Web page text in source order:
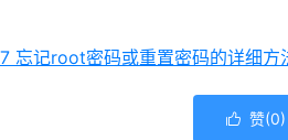
忘记root密码或重置密码的详细方
 赞(0)